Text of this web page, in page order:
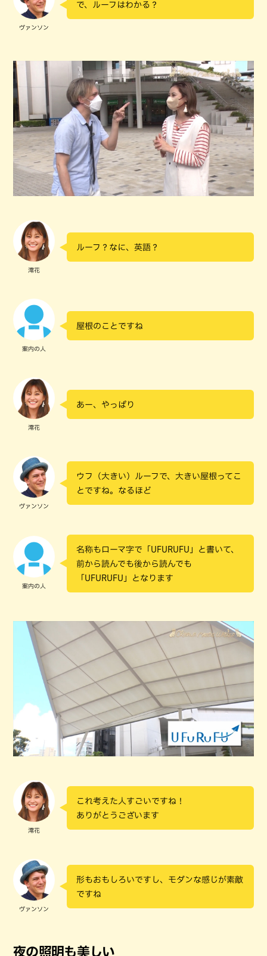
ヴァンソン
で、ルーフはわかる？
澪花
ルーフ？なに、英語？
案内の人
屋根のことですね
澪花
あー、やっぱり
ヴァンソン
ウフ（大きい）ルーフで、大きい屋根ってこ
とですね。なるほど
案内の人
名称もローマ字で「UFURUFU」と書いて、
前から読んでも後から読んでも
「UFURUFU」となります
澪花
これ考えた人すごいですね！
ありがとうございます
ヴァンソン
形もおもしろいですし、モダンな感じが素敵
ですね
夜の照明も美しい